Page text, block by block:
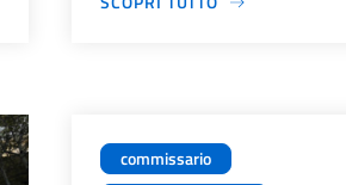
commissario